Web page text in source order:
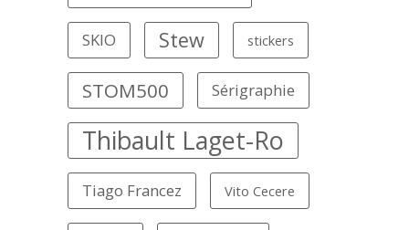
SKIO Stew stickers
STOM500 Sérigraphie
Thibault Laget-Ro
Tiago Francez Vito Cecere